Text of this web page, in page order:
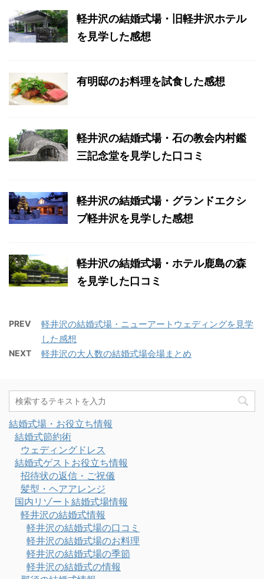
軽井沢の結婚式場・旧軽井沢ホテル
を見学した感想
有明邸のお料理を試食した感想
軽井沢の結婚式場・石の教会内村鑑
三記念堂を見学した口コミ
軽井沢の結婚式場・グランドエクシ
ブ軽井沢を見学した感想
軽井沢の結婚式場・ホテル鹿島の森
を見学した口コミ
PREV
軽井沢の結婚式場・ニューアートウェディングを見学
した感想
NEXT 軽井沢の大人数の結婚式場会場まとめ
結婚式場・お役立ち情報
結婚式節約術
ウェディングドレス
結婚式ゲストお役立ち情報
招待状の返信・ご祝儀
髪型・ヘアアレンジ
国内リゾート結婚式場情報
軽井沢の結婚式情報
軽井沢の結婚式場の口コミ
軽井沢の結婚式場のお料理
軽井沢の結婚式場の季節
軽井沢の結婚式の情報